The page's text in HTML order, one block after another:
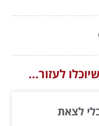
לעזור...
לצאת